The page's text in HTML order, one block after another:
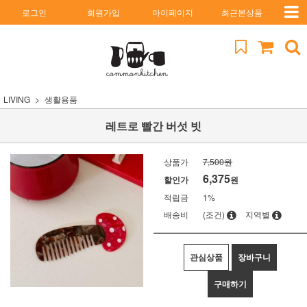
로그인 회원가입 마이페이지 최근본상품
LIVING 생활용품
레트로 빨간 버섯 빗
상품가 7,500원
할인가 6,375원
적립금
1%
배송비
(조건) 지역별
관심상품 장바구니
구매하기